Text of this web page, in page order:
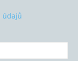
údajů